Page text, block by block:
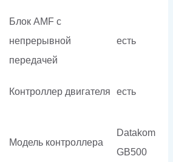
Блок AMF с
непрерывной
передачей
есть
Контроллер двигателя есть
Модель контроллера
Datakom
GB500